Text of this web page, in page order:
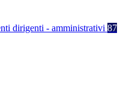
dirigenti - amministrativi 87